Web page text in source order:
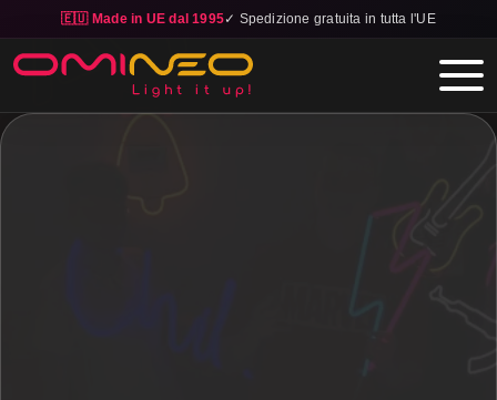
🇪🇺 Made in UE dal 1995✓ Spedizione gratuita in tutta l'UE
Skip to main content